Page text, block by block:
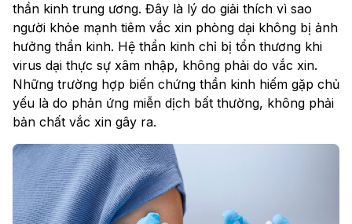
thần kinh trung ương. Đây là lý do giải thích vì sao
người khỏe mạnh tiêm vắc xin phòng dại không bị ảnh
hưởng thần kinh. Hệ thần kinh chỉ bị tổn thương khi
virus dại thực sự xâm nhập, không phải do vắc xin.
Những trường hợp biến chứng thần kinh hiếm gặp chủ
yếu là do phản ứng miễn dịch bất thường, không phải
bản chất vắc xin gây ra.